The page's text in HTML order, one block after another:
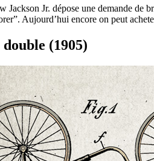
Jackson Jr. dépose une demande de
Aujourd’hui encore on peut
(1905)